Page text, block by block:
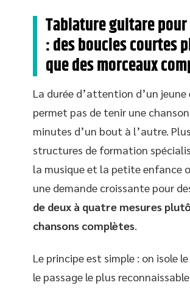
Tablature guitare
: des boucles courtes
que des morceaux
La durée d’attention d’un
permet pas de tenir une
minutes d’un bout à l’autre.
structures de formation
la musique et la petite enfance
une demande croissante pour
de deux à quatre mesures
chansons complètes.
Le principe est simple : on isole
le passage le plus